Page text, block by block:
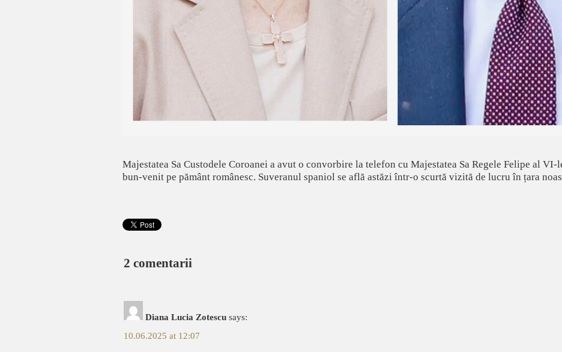
Majestatea Sa Custodele Coroanei a avut o convorbire la telefon cu Majestatea Sa Regele Felipe al
bun-venit pe pământ românesc. Suveranul spaniol se află astăzi într-o scurtă vizită de lucru în țara
2 comentarii
Diana Lucia Zotescu says:
10.06.2025 at 12:07